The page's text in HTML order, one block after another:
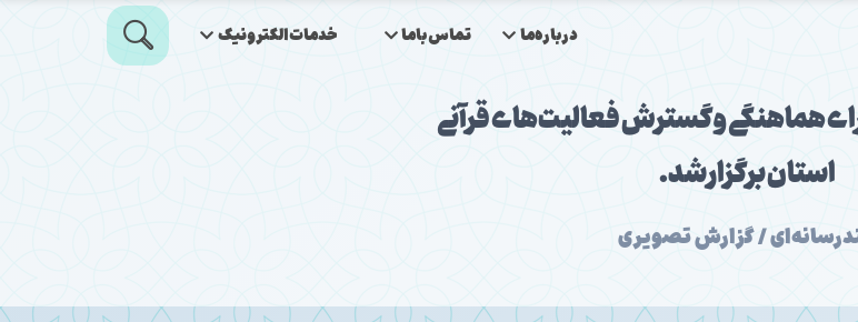
درباره‌ما تماس‌باما خدمات‌الکترونیک
هماهنگی و گسترش فعالیت‌های قرآنی
استان برگزار شد.
/ گزارش تصویری